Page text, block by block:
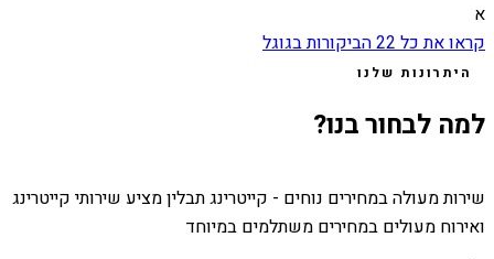
א
קראו את כל22הביקורות בגוגל
היתרונות שלנו
למה לבחור בנו?
שירות מעולה במחירים נוחים - קייטרינג תבלין מציע שירותי קייטרינג
ואירוח מעולים במחירים משתלמים במיוחד